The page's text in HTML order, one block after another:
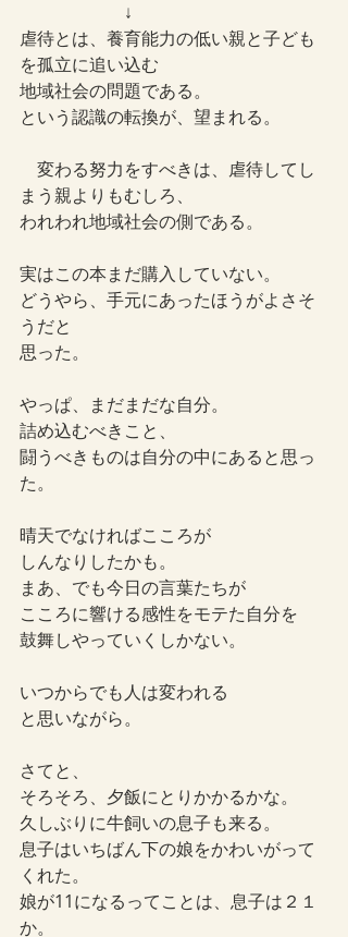
↓
虐待とは、養育能力の低い親と子ども
を孤立に追い込む
地域社会の問題である。
という認識の転換が、望まれる。
変わる努力をすべきは、虐待してし
まう親よりもむしろ、
われわれ地域社会の側である。
実はこの本まだ購入していない。
どうやら、手元にあったほうがよさそ
うだと
思った。
やっぱ、まだまだな自分。
詰め込むべきこと、
闘うべきものは自分の中にあると思っ
た。
晴天でなければこころが
しんなりしたかも。
まあ、でも今日の言葉たちが
こころに響ける感性をモテた自分を
鼓舞しやっていくしかない。
いつからでも人は変われる
と思いながら。
さてと、
そろそろ、夕飯にとりかかるかな。
久しぶりに牛飼いの息子も来る。
息子はいちばん下の娘をかわいがって
くれた。
娘が11になるってことは、息子は２１
か。